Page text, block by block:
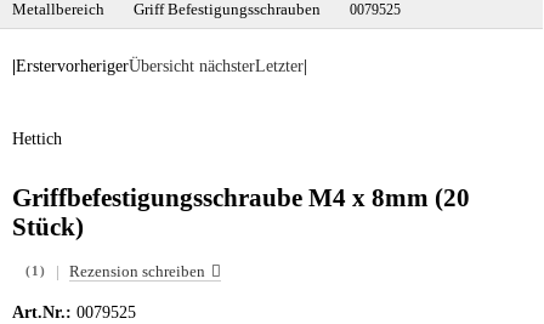
Metallbereich
Griff Befestigungsschrauben 0079525
|ErstervorherigerÜbersicht nächsterLetzter|
Hettich
Griffbefestigungsschraube M4 x 8mm (20
Stück)
(1) | Rezension schreiben
Art.Nr.: 0079525